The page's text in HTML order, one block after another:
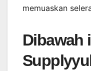
memuaskan
Dibawah